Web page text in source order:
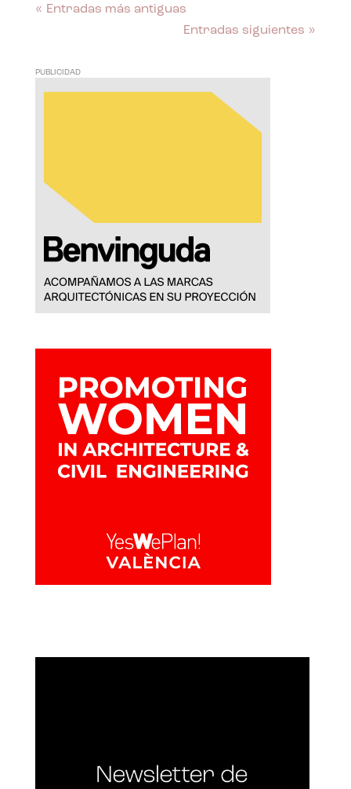
« Entradas más antiguas
Entradas siguientes »
PUBLICIDAD